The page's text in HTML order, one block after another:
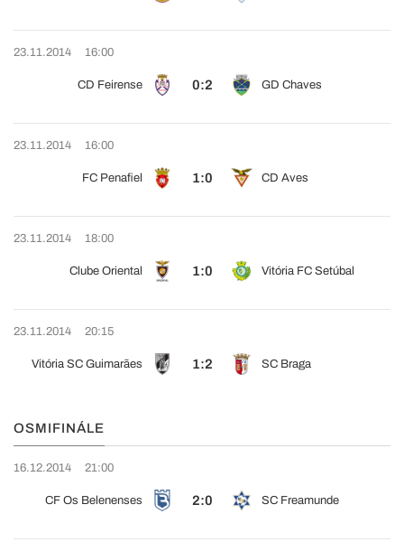
23.11.2014 16:00
CD Feirense 0:2 GD Chaves
23.11.2014 16:00
FC Penafiel 1:0 CD Aves
23.11.2014 18:00
Clube Oriental 1:0 Vitória FC Setúbal
23.11.2014 20:15
Vitória SC Guimarães 1:2 SC Braga
OSMIFINÁLE
16.12.2014 21:00
CF Os Belenenses 2:0 SC Freamunde